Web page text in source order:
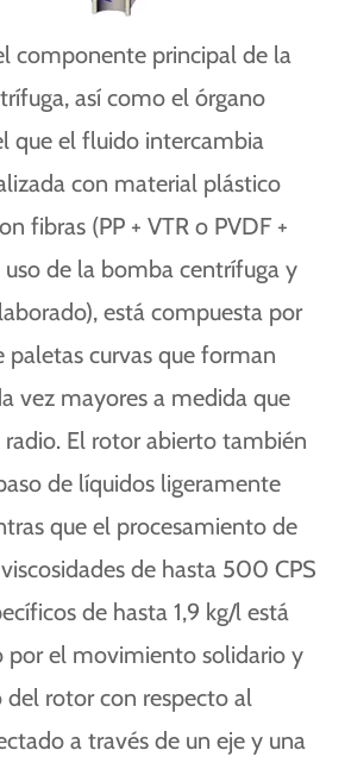
componente principal de la
así como el órgano
que el fluido intercambia
con material plástico
fibras (PP + VTR o PVDF +
uso de la bomba centrífuga y
está compuesta por
paletas curvas que forman
vez mayores a medida que
El rotor abierto también
de líquidos ligeramente
que el procesamiento de
de hasta 500 CPS
de hasta 1,9 kg/l está
por el movimiento solidario y
del rotor con respecto al
a través de un eje y una